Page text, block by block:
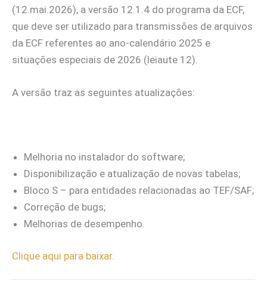
(12.mai.2026), a versão 12.1.4 do programa da ECF,
que deve ser utilizado para transmissões de arquivos
da ECF referentes ao ano-calendário 2025 e
situações especiais de 2026 (leiaute 12).
A versão traz as seguintes atualizações:
Melhoria no instalador do software;
Disponibilização e atualização de novas tabelas;
Bloco S – para entidades relacionadas ao TEF/SAF;
Correção de bugs;
Melhorias de desempenho.
Clique aqui para baixar.